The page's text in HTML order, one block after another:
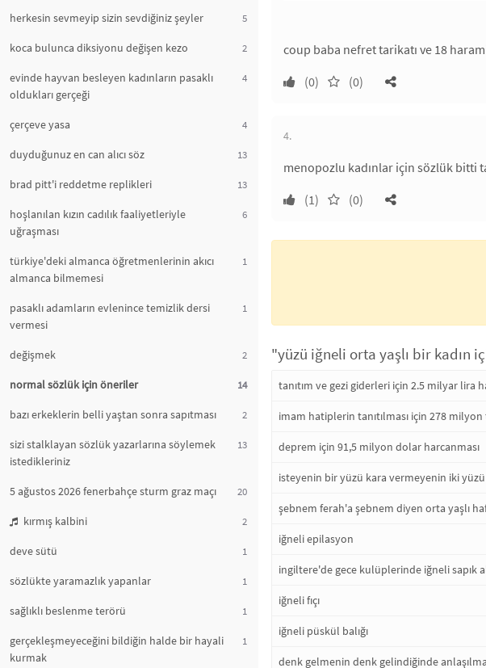
herkesin sevmeyip sizin sevdiğiniz şeyler 5
koca bulunca diksiyonu değişen kezo 2
evinde hayvan besleyen kadınların pasaklı
oldukları gerçeği
4
çerçeve yasa 4
duyduğunuz en can alıcı söz 13
brad pitt'i reddetme replikleri 13
hoşlanılan kızın cadılık faaliyetleriyle
uğraşması
6
türkiye'deki almanca öğretmenlerinin akıcı
almanca bilmemesi
1
pasaklı adamların evlenince temizlik dersi
vermesi
1
değişmek 2
normal sözlük için öneriler 14
bazı erkeklerin belli yaştan sonra sapıtması 2
sizi stalklayan sözlük yazarlarına söylemek
istedikleriniz
13
5 ağustos 2026 fenerbahçe sturm graz maçı 20
kırmış kalbini 2
deve sütü 1
sözlükte yaramazlık yapanlar 1
sağlıklı beslenme terörü 1
gerçekleşmeyeceğini bildiğin halde bir hayali
kurmak
1
coup baba nefret tarikatı ve 18
(0)
(0)
4.
menopozlu kadınlar için sözlük bitti
(1)
(0)
"yüzü iğneli orta yaşlı bir kadın
tanıtım ve gezi giderleri için 2.5 milyar lira
imam hatiplerin tanıtılması için 278 milyon
deprem için 91,5 milyon dolar harcanması
isteyenin bir yüzü kara vermeyenin iki yüzü
şebnem ferah'a şebnem diyen orta yaşlı
iğneli epilasyon
ingiltere'de gece kulüplerinde iğneli sapık
iğneli fıçı
iğneli püskül balığı
denk gelmenin denk gelindiğinde